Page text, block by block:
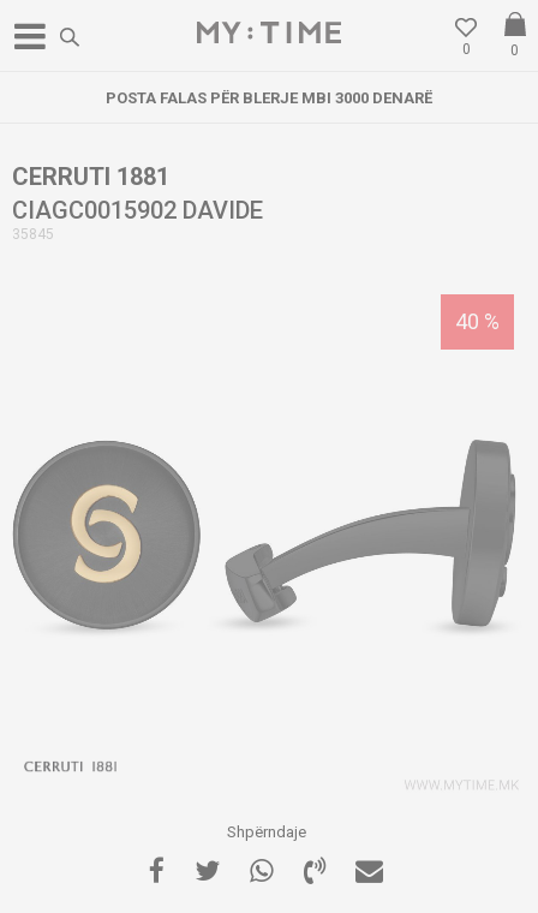
0
0
POSTA FALAS PËR BLERJE MBI 3000 DENARË
CERRUTI 1881
CIAGC0015902 DAVIDE
35845
40 %
Shpërndaje